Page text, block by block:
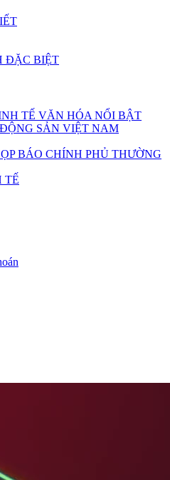
ĐẶC BIỆT
TẾ VĂN HÓA NỔI BẬT
SẢN VIỆT NAM
BÁO CHÍNH PHỦ THƯỜNG
TẾ